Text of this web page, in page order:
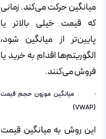
میانگین حرکت می‌کند. زمانی
که قیمت خیلی بالاتر یا
پایین‌تر از میانگین شود،
الگوریتم‌ها اقدام به خرید یا
فروش می‌کنند.
· میانگین موزون حجم قیمت
(VWAP)
این روش به میانگین قیمت